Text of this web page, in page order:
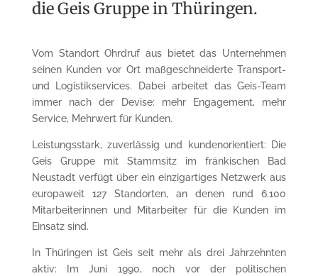
die Geis Gruppe in Thüringen.
Vom Standort Ohrdruf aus bietet das Unternehmen
seinen Kunden vor Ort maßgeschneiderte Transport-
und Logistikservices. Dabei arbeitet das Geis-Team
immer nach der Devise: mehr Engagement, mehr
Service, Mehrwert für Kunden.
Leistungsstark, zuverlässig und kundenorientiert: Die
Geis Gruppe mit Stammsitz im fränkischen Bad
Neustadt verfügt über ein einzigartiges Netzwerk aus
europaweit 127 Standorten, an denen rund 6.100
Mitarbeiterinnen und Mitarbeiter für die Kunden im
Einsatz sind.
In Thüringen ist Geis seit mehr als drei Jahrzehnten
aktiv: Im Juni 1990, noch vor der politischen